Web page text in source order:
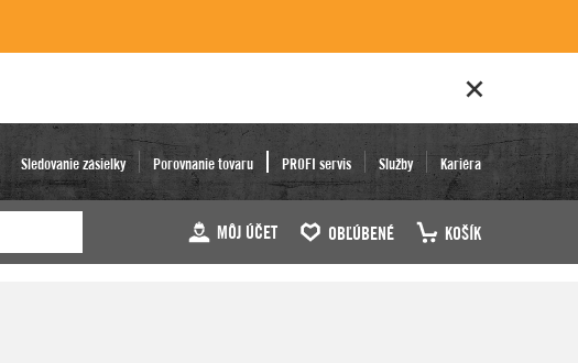
Sledovanie zásielky Porovnanie tovaru PROFI servis Služby Kariéra
MÔJ ÚČET OBĽÚBENÉ KOŠÍK